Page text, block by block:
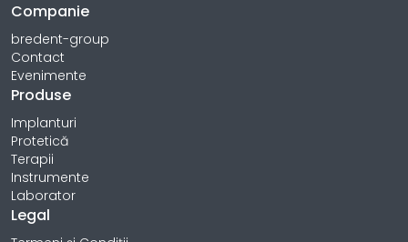
Companie
bredent-group
Contact
Evenimente
Produse
Implanturi
Protetică
Terapii
Instrumente
Laborator
Legal